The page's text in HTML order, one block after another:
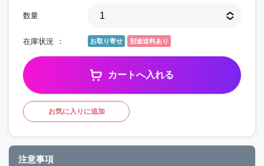
数量
在庫状況 お取り寄せ 別途送料あり
カートへ入れる
お気に入りに追加
注意事項